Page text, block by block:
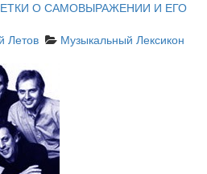
О САМОВЫРАЖЕНИИ И ЕГО
Летов
Музыкальный Лексикон